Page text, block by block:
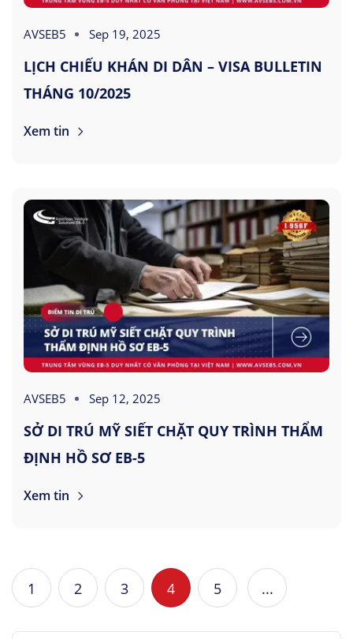
AVSEB5 Sep 19, 2025
LỊCH CHIẾU KHÁN DI DÂN – VISA BULLETIN
THÁNG 10/2025
Xem tin
AVSEB5 Sep 12, 2025
SỞ DI TRÚ MỸ SIẾT CHẶT QUY TRÌNH THẨM
ĐỊNH HỒ SƠ EB-5
Xem tin
1 2 3 4 5 ...